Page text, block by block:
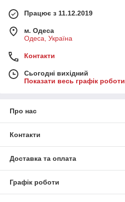
Працює з 11.12.2019
м. Одеса
Одеса, Україна
Контакти
Сьогодні вихідний
Показати весь графік роботи
Про нас
Контакти
Доставка та оплата
Графік роботи